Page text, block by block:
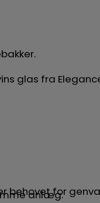
anlæg.
glas fra
behovet for